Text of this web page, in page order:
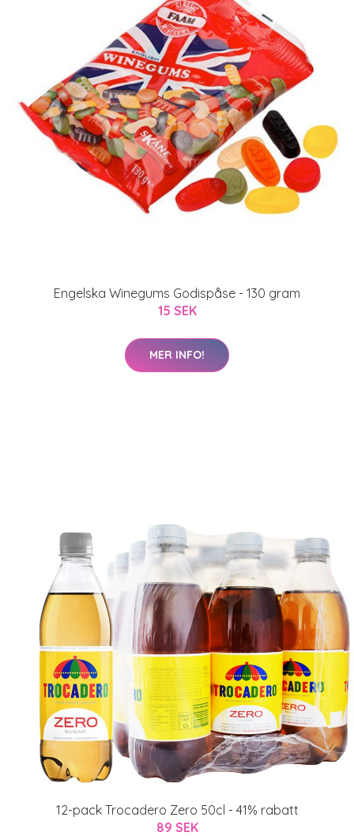
Engelska Winegums Godispåse - 130 gram
15 SEK
MER INFO!
12-pack Trocadero Zero 50cl - 41% rabatt
89 SEK